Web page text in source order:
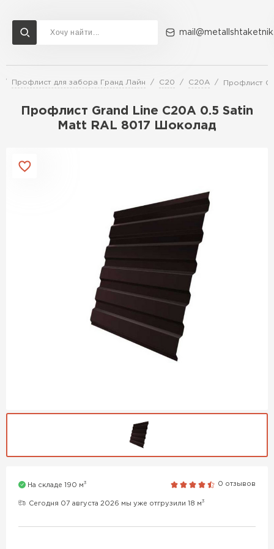
Профлист для забора Гранд Лайн C20 C20A Профлист
Профлист Grand Line C20A 0.5 Satin
Matt RAL 8017 Шоколад
На складе 190 м3 0 отзывов
Сегодня 07 августа 2026 мы уже отгрузили 18 м3
Доставка и оплата Акции О компании Контакты
Перейти в каталог